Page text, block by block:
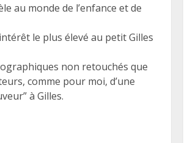
au monde de l’enfance et de
le plus élevé au petit Gilles
non retouchés que
comme pour moi, d’une
à Gilles.